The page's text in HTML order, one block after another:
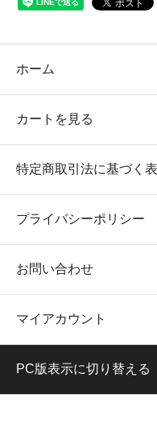
ホーム
カートを見る
特定商取引法に基づく
プライバシーポリシー
お問い合わせ
マイアカウント
PC版表示に切り替える